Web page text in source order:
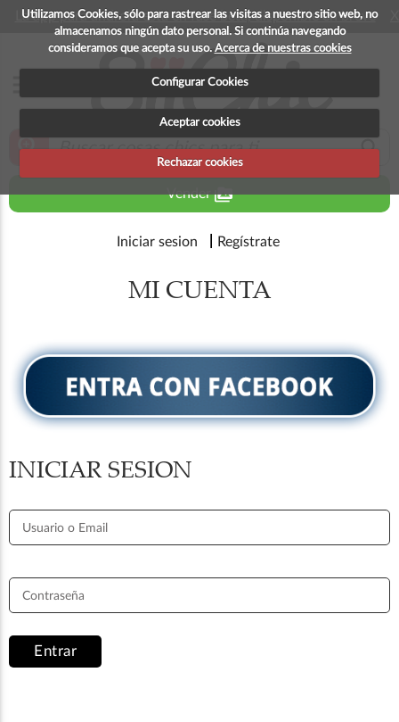
Utilizamos Cookies, sólo para rastrear las visitas a nuestro sitio web, no
almacenamos ningún dato personal. Si continúa navegando
consideramos que acepta su uso. Acerca de nuestras cookies
Configurar Cookies
Aceptar cookies
Rechazar cookies
La app para android esta en fase beta, disponible en breve
zoom_in search
Venderperm_media
Iniciar sesion Regístrate
MI CUENTA
INICIAR SESION
Usuario o Email
Contraseña
Entrar